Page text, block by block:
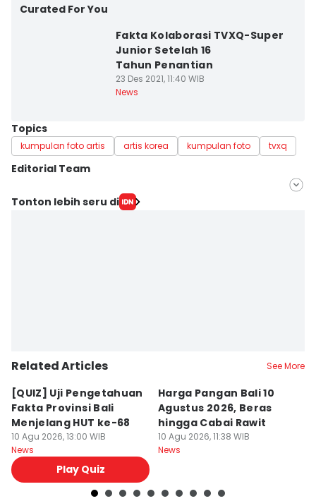
Curated For You
Fakta Kolaborasi TVXQ-Super
Junior Setelah 16
Tahun Penantian
23 Des 2021, 11:40 WIB
News
Topics
kumpulan foto artis artis korea kumpulan foto tvxq
Editorial Team
Editor
Tonton lebih seru di
Related Articles See More
[QUIZ] Uji Pengetahuan
Fakta Provinsi Bali
Menjelang HUT ke-68
10 Agu 2026, 13:00 WIB
News
Play Quiz
Harga Pangan Bali 10
Agustus 2026, Beras
hingga Cabai Rawit
10 Agu 2026, 11:38 WIB
News